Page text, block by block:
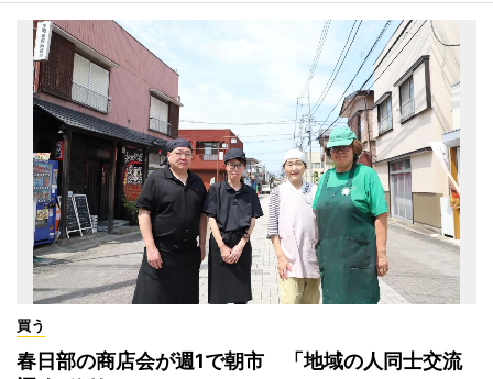
買う
春日部の商店会が週1で朝市 「地域の人同士交流